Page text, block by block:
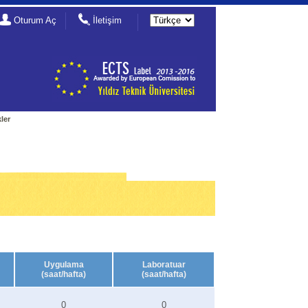
Oturum Aç İletişim
Uygulama
(saat/hafta)
Laboratuar
(saat/hafta)
0 0